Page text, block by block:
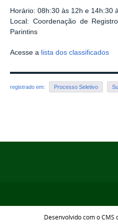
Horário: 08h:30 às 12h e 14h:30
Local: Coordenação de
Parintins
Acesse a lista dos classificados
registrado em: Processo Seletivo
Desenvolvido com o CMS